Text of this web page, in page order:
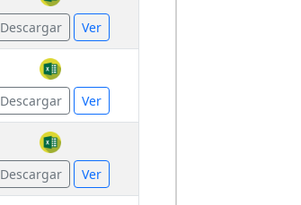
Descargar Ver
Descargar Ver
Descargar Ver